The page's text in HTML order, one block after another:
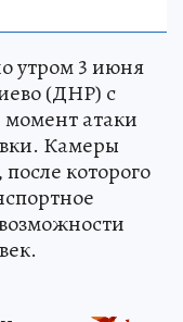
утром 3 июня
(ДНР) с
атаки
Камеры
которого